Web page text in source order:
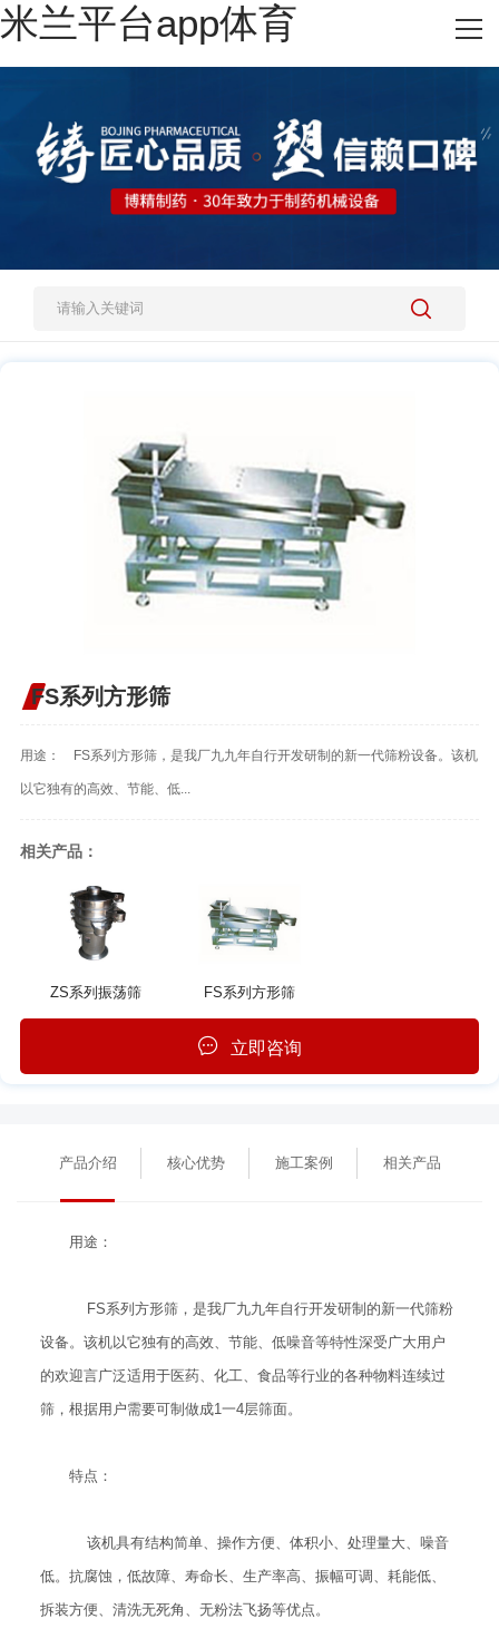
米兰平台app体育
网站米兰平台app体育
施工案例
人才招聘
FS系列方形筛
用途： FS系列方形筛，是我厂九九年自行开发研制的新一代筛粉设备。该机
以它独有的高效、节能、低...
相关产品：
ZS系列振荡筛 FS系列方形筛
立即咨询
产品介绍 核心优势 施工案例 相关产品
用途：
FS系列方形筛，是我厂九九年自行开发研制的新一代筛粉
设备。该机以它独有的高效、节能、低噪音等特性深受广大用户
的欢迎言广泛适用于医药、化工、食品等行业的各种物料连续过
筛，根据用户需要可制做成1一4层筛面。
特点：
该机具有结构简单、操作方便、体积小、处理量大、噪音
低。抗腐蚀，低故障、寿命长、生产率高、振幅可调、耗能低、
拆装方便、清洗无死角、无粉法飞扬等优点。